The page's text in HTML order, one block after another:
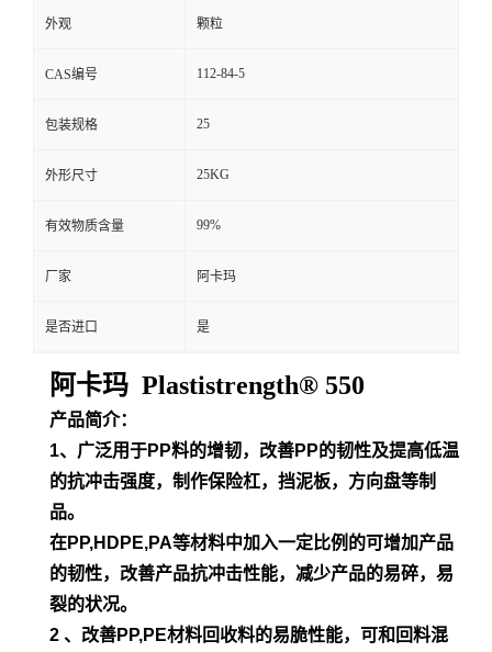
外观 颗粒
CAS编号 112-84-5
包装规格 25
外形尺寸 25KG
有效物质含量 99%
厂家 阿卡玛
是否进口 是
阿卡玛 Plastistrength® 550
产品简介：
1、广泛用于PP料的增韧，改善PP的韧性及提高低温
的抗冲击强度，制作保险杠，挡泥板，方向盘等制
品。
在PP,HDPE,PA等材料中加入一定比例的可增加产品
的韧性，改善产品抗冲击性能，减少产品的易碎，易
裂的状况。
2 、改善PP,PE材料回收料的易脆性能，可和回料混